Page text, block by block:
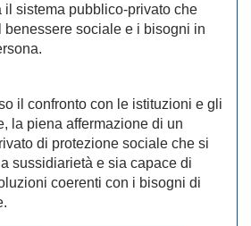
il sistema pubblico-privato che
benessere sociale e i bisogni in
il confronto con le istituzioni e gli
la piena affermazione di un
di protezione sociale che si
sussidiarietà e sia capace di
coerenti con i bisogni di